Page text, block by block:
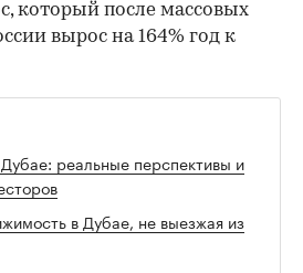
который после массовых
вырос на 164% год к
реальные перспективы и
в Дубае, не выезжая из